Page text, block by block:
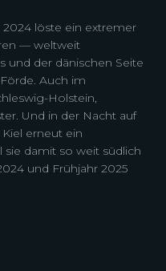
2024 löste ein extremer
— weltweit
und der dänischen Seite
Auch im
Holstein,
Und in der Nacht auf
erneut ein
damit so weit südlich
und Frühjahr 2025